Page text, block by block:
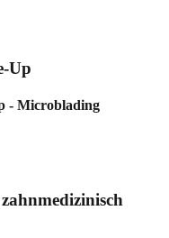
Up
- Microblading